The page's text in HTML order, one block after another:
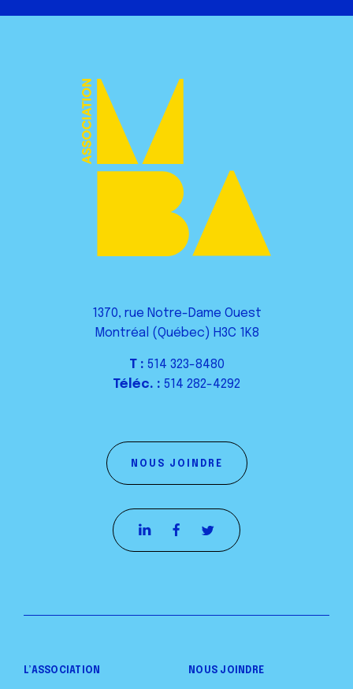
1370, rue Notre-Dame Ouest
Montréal (Québec) H3C 1K8
T : 514 323-8480
Téléc. : 514 282-4292
NOUS JOINDRE
L’ASSOCIATION NOUS JOINDRE